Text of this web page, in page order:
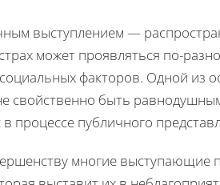
выступлением —
может проявляться по-
факторов. Одной из
свойственно быть
процессе публичного
многие выступающие